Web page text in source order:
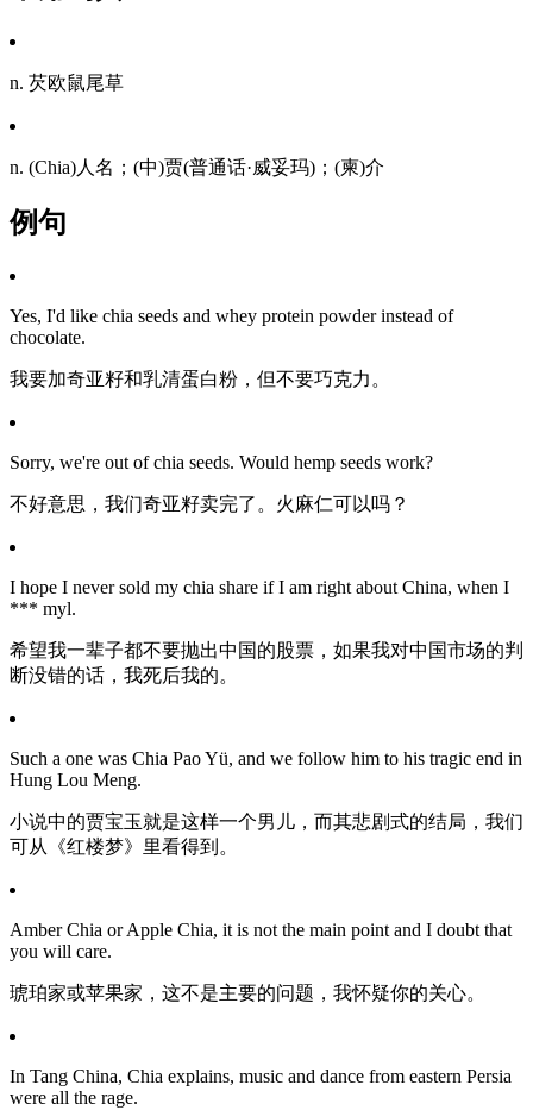
n. 芡欧鼠尾草
n. (Chia)人名；(中)贾(普通话·威妥玛)；(柬)介
例句
Yes, I'd like chia seeds and whey protein powder instead of
chocolate.
我要加奇亚籽和乳清蛋白粉，但不要巧克力。
Sorry, we're out of chia seeds. Would hemp seeds work?
不好意思，我们奇亚籽卖完了。火麻仁可以吗？
I hope I never sold my chia share if I am right about China, when I
*** myl.
希望我一辈子都不要抛出中国的股票，如果我对中国市场的判
断没错的话，我死后我的。
Such a one was Chia Pao Yü, and we follow him to his tragic end in
Hung Lou Meng.
小说中的贾宝玉就是这样一个男儿，而其悲剧式的结局，我们
可从《红楼梦》里看得到。
Amber Chia or Apple Chia, it is not the main point and I doubt that
you will care.
琥珀家或苹果家，这不是主要的问题，我怀疑你的关心。
In Tang China, Chia explains, music and dance from eastern Persia
were all the rage.